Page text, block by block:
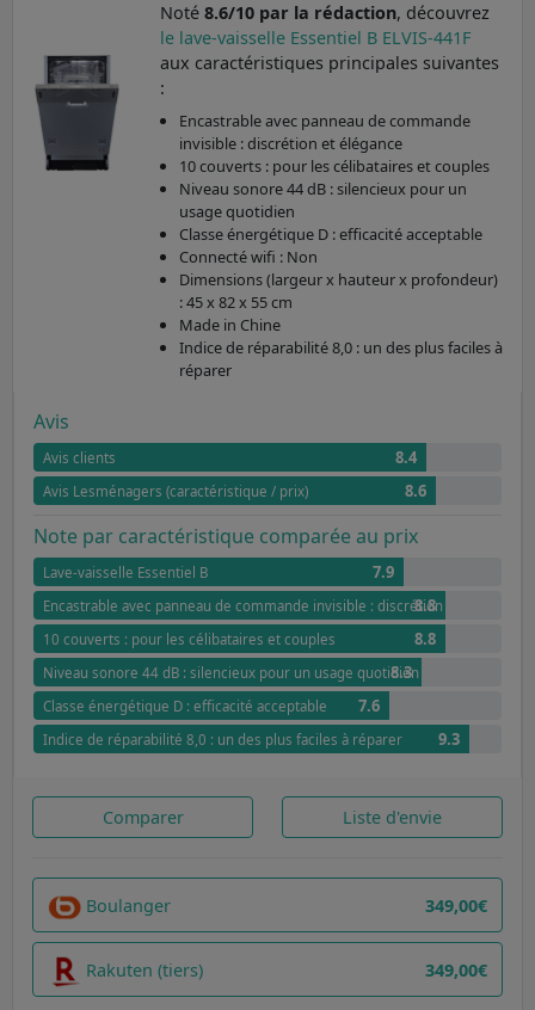
Noté 8.6/10 par la rédaction, découvrez
le lave-vaisselle Essentiel B ELVIS-441F
aux caractéristiques principales suivantes
:
Encastrable avec panneau de commande
invisible : discrétion et élégance
10 couverts : pour les célibataires et couples
Niveau sonore 44 dB : silencieux pour un
usage quotidien
Classe énergétique D : efficacité acceptable
Connecté wifi : Non
Dimensions (largeur x hauteur x profondeur)
: 45 x 82 x 55 cm
Made in Chine
Indice de réparabilité 8,0 : un des plus faciles à
réparer
Avis
Avis clients 8.4
Avis Lesménagers (caractéristique / prix) 8.6
Note par caractéristique comparée au prix
Lave-vaisselle Essentiel B 7.9
Encastrable avec panneau de commande invisible : discrétion et élégance
8.8
10 couverts : pour les célibataires et couples 8.8
Niveau sonore 44 dB : silencieux pour un usage quotidien
8.3
Classe énergétique D : efficacité acceptable 7.6
Indice de réparabilité 8,0 : un des plus faciles à réparer 9.3
Comparer Liste d'envie
Boulanger 349,00€
Rakuten (tiers) 349,00€